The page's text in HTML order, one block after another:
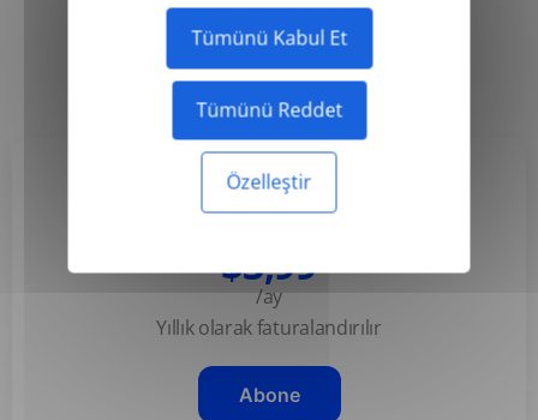
Tümünü Kabul Et
Tümünü Reddet
Özelleştir
Aylık Yıllık -50%
Basic
$3,99
/ay
Yıllık olarak faturalandırılır
Abone